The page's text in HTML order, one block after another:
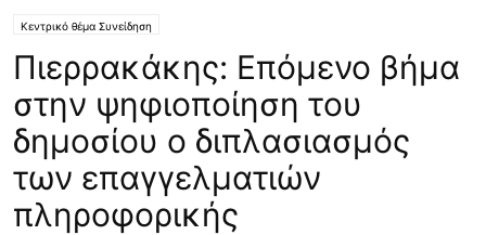
Κεντρικό θέμα Συνείδηση
Πιερρακάκης: Επόμενο βήμα
στην ψηφιοποίηση του
δημοσίου ο διπλασιασμός
των επαγγελματιών
πληροφορικής